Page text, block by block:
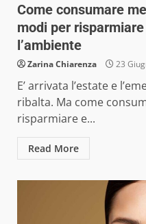
Come consumare
modi per
l’ambiente
Zarina Chiarenza 23
E’ arrivata l’estate e
ribalta. Ma come
risparmiare e...
Read More